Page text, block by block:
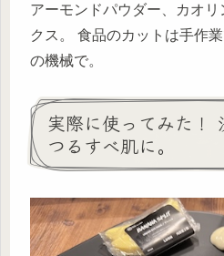
アーモンドパウダー、カオ
クス。 食品のカットは手作
の機械で。
実際に使ってみた！
つるすべ肌に。